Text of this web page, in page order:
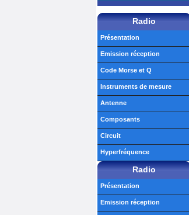
Radio
Présentation
Emission réception
Code Morse et Q
Instruments de mesure
Antenne
Composants
Circuit
Hyperfréquence
Radio
Présentation
Emission réception